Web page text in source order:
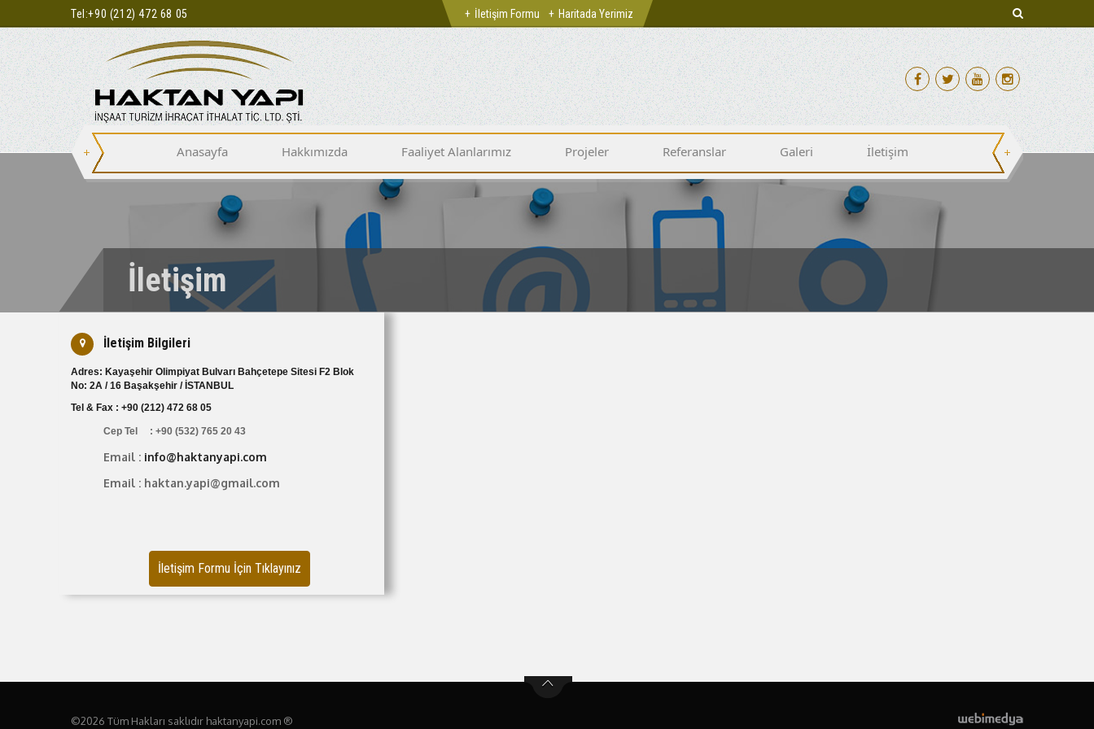
Tel:+90 (212) 472 68 05 İletişim Formu Haritada Yerimiz
Anasayfa Hakkımızda Faaliyet Alanlarımız Projeler Referanslar Galeri İletişim
İletişim
İletişim Bilgileri
Adres: Kayaşehir Olimpiyat Bulvarı Bahçetepe Sitesi F2 Blok
No: 2A / 16 Başakşehir / İSTANBUL
Tel & Fax : +90 (212) 472 68 05
Cep Tel : +90 (532) 765 20 43
Email : info@haktanyapi.com
Email : haktan.yapi@gmail.com
İletişim Formu İçin Tıklayınız
©2026 Tüm Hakları saklıdır haktanyapi.com ®